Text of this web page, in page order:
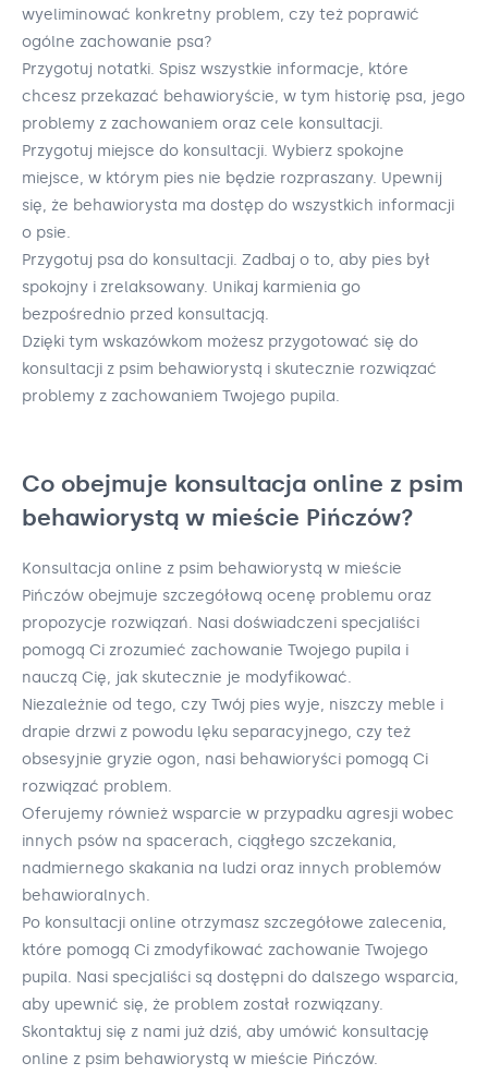
wyeliminować konkretny problem, czy też poprawić
ogólne zachowanie psa?
Przygotuj notatki. Spisz wszystkie informacje, które
chcesz przekazać behawioryście, w tym historię psa, jego
problemy z zachowaniem oraz cele konsultacji.
Przygotuj miejsce do konsultacji. Wybierz spokojne
miejsce, w którym pies nie będzie rozpraszany. Upewnij
się, że behawiorysta ma dostęp do wszystkich informacji
o psie.
Przygotuj psa do konsultacji. Zadbaj o to, aby pies był
spokojny i zrelaksowany. Unikaj karmienia go
bezpośrednio przed konsultacją.
Dzięki tym wskazówkom możesz przygotować się do
konsultacji z psim behawiorystą i skutecznie rozwiązać
problemy z zachowaniem Twojego pupila.
Co obejmuje konsultacja online z psim
behawiorystą w mieście Pińczów?
Konsultacja online z psim behawiorystą w mieście
Pińczów obejmuje szczegółową ocenę problemu oraz
propozycje rozwiązań. Nasi doświadczeni specjaliści
pomogą Ci zrozumieć zachowanie Twojego pupila i
nauczą Cię, jak skutecznie je modyfikować.
Niezależnie od tego, czy Twój pies wyje, niszczy meble i
drapie drzwi z powodu lęku separacyjnego, czy też
obsesyjnie gryzie ogon, nasi behawioryści pomogą Ci
rozwiązać problem.
Oferujemy również wsparcie w przypadku agresji wobec
innych psów na spacerach, ciągłego szczekania,
nadmiernego skakania na ludzi oraz innych problemów
behawioralnych.
Po konsultacji online otrzymasz szczegółowe zalecenia,
które pomogą Ci zmodyfikować zachowanie Twojego
pupila. Nasi specjaliści są dostępni do dalszego wsparcia,
aby upewnić się, że problem został rozwiązany.
Skontaktuj się z nami już dziś, aby umówić konsultację
online z psim behawiorystą w mieście Pińczów.